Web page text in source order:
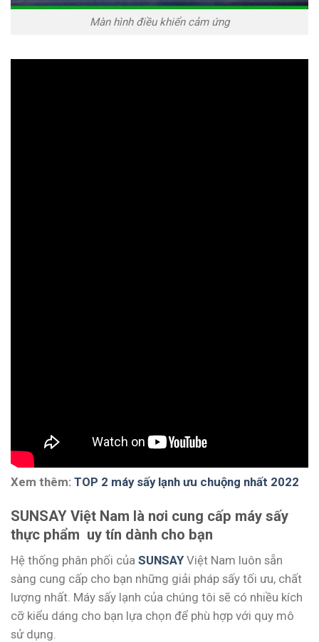
Màn hình điều khiển cảm ứng
Xem thêm: TOP 2 máy sấy lạnh ưu chuộng nhất 2022
SUNSAY Việt Nam là nơi cung cấp máy sấy
thực phẩm uy tín dành cho bạn
Hệ thống phân phối của SUNSAY Việt Nam luôn sẵn
sàng cung cấp cho bạn những giải pháp sấy tối ưu, chất
lượng nhất. Máy sấy lạnh của chúng tôi sẽ có nhiều kích
cỡ kiểu dáng cho bạn lựa chọn để phù hợp với quy mô
sử dụng.